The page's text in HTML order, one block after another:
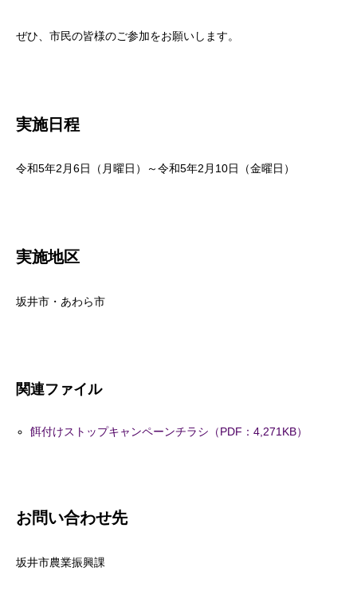
ぜひ、市民の皆様のご参加をお願いします。
実施日程
令和5年2月6日（月曜日）～令和5年2月10日（金曜日）
実施地区
坂井市・あわら市
関連ファイル
餌付けストップキャンペーンチラシ（PDF：4,271KB）
お問い合わせ先
坂井市農業振興課